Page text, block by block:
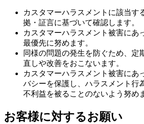
カスタマーハラスメントに該当す
拠・証言に基づいて確認します。
カスタマーハラスメント被害にあ
最優先に努めます。
同様の問題の発生を防ぐため、定
直しや改善をおこないます。
カスタマーハラスメント被害にあ
バシーを保護し、ハラスメント行
不利益を被ることのないよう努め
お客様に対するお願い